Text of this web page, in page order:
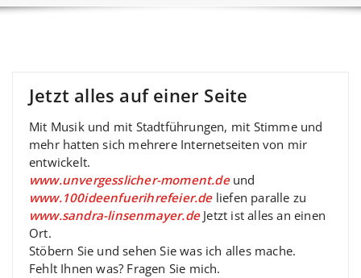
Jetzt alles auf einer Seite
Mit Musik und mit Stadtführungen, mit Stimme und
mehr hatten sich mehrere Internetseiten von mir
entwickelt.
www.unvergesslicher-moment.deund
www.100ideenfuerihrefeier.deliefen paralle zu
www.sandra-linsenmayer.deJetzt ist alles an einen
Ort.
Stöbern Sie und sehen Sie was ich alles mache.
Fehlt Ihnen was? Fragen Sie mich.